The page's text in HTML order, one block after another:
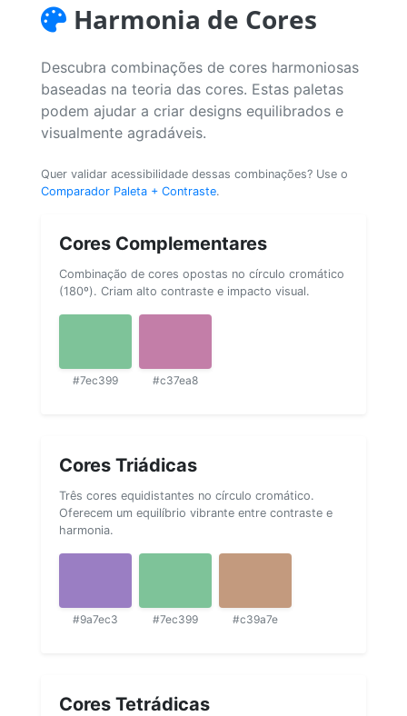
Harmonia de Cores
Descubra combinações de cores harmoniosas
baseadas na teoria das cores. Estas paletas
podem ajudar a criar designs equilibrados e
visualmente agradáveis.
Quer validar acessibilidade dessas combinações? Use o
Comparador Paleta + Contraste.
Cores Complementares
Combinação de cores opostas no círculo cromático
(180º). Criam alto contraste e impacto visual.
#7ec399 #c37ea8
Cores Triádicas
Três cores equidistantes no círculo cromático.
Oferecem um equilíbrio vibrante entre contraste e
harmonia.
#9a7ec3 #7ec399 #c39a7e
Cores Tetrádicas